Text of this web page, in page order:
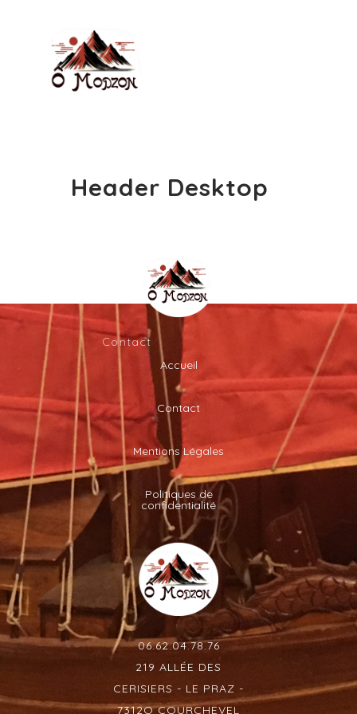
Header Desktop
Contact
Accueil
Contact
Mentions Légales
Politiques de
confidentialité
06.62.04.78.76
219 ALLÉE DES
CERISIERS - LE PRAZ -
7312O COURCHEVEL